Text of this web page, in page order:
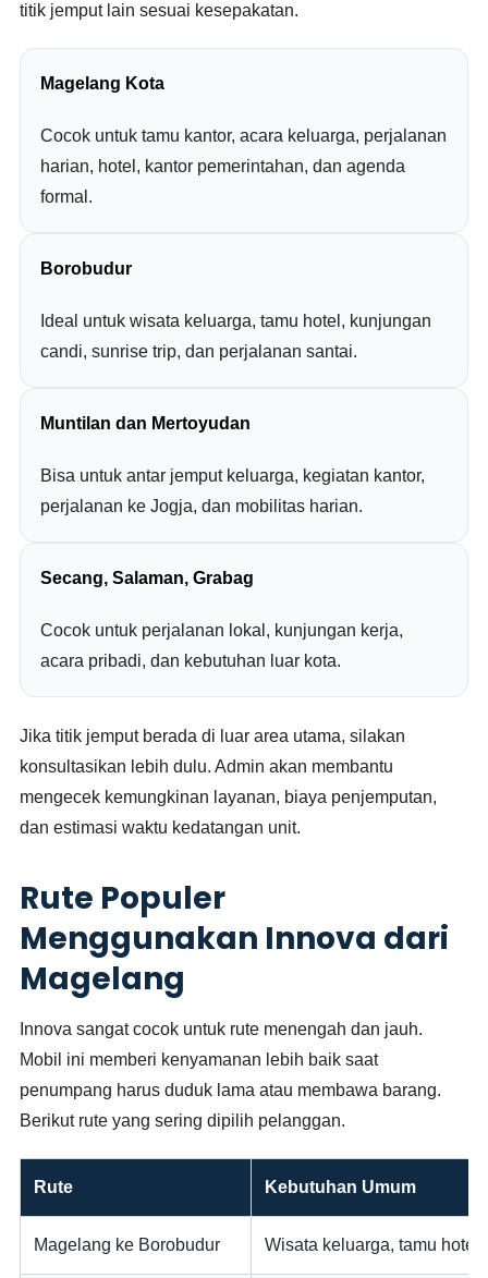
titik jemput lain sesuai kesepakatan.
Magelang Kota
Cocok untuk tamu kantor, acara keluarga, perjalanan
harian, hotel, kantor pemerintahan, dan agenda
formal.
Borobudur
Ideal untuk wisata keluarga, tamu hotel, kunjungan
candi, sunrise trip, dan perjalanan santai.
Muntilan dan Mertoyudan
Bisa untuk antar jemput keluarga, kegiatan kantor,
perjalanan ke Jogja, dan mobilitas harian.
Secang, Salaman, Grabag
Cocok untuk perjalanan lokal, kunjungan kerja,
acara pribadi, dan kebutuhan luar kota.
Jika titik jemput berada di luar area utama, silakan
konsultasikan lebih dulu. Admin akan membantu
mengecek kemungkinan layanan, biaya penjemputan,
dan estimasi waktu kedatangan unit.
Rute Populer
Menggunakan Innova dari
Magelang
Innova sangat cocok untuk rute menengah dan jauh.
Mobil ini memberi kenyamanan lebih baik saat
penumpang harus duduk lama atau membawa barang.
Berikut rute yang sering dipilih pelanggan.
Rute Kebutuhan Umum
Magelang ke Borobudur Wisata keluarga, tamu